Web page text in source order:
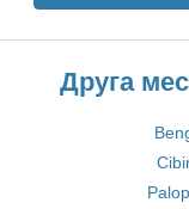
Друга